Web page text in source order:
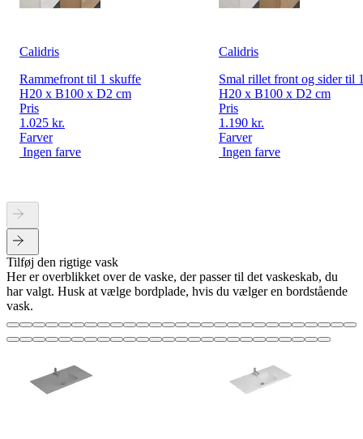
Calidris
Rammefront til 1 skuffe
H20 x B100 x D2 cm
Pris
1.025 kr.
Farver
Ingen farve
Calidris
Smal rillet front og sider til
H20 x B100 x D2 cm
Pris
1.190 kr.
Farver
Ingen farve
Tilføj den rigtige vask
Her er overblikket over de vaske, der passer til det vaskeskab, du
har valgt. Husk at vælge bordplade, hvis du vælger en bordstående
vask.